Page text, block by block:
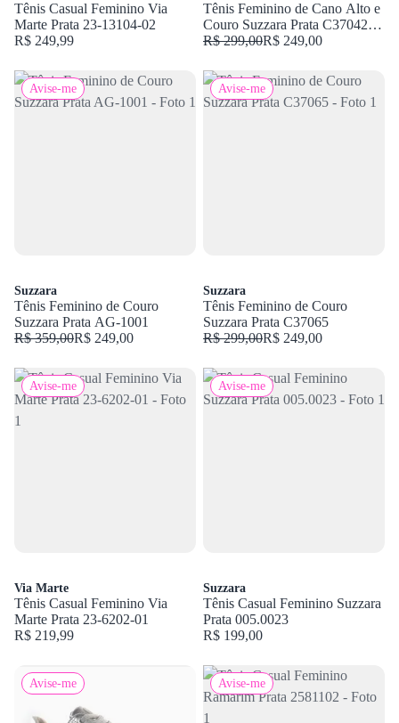
Tênis Casual Feminino Via
Marte Prata 23-13104-02
R$ 249,99
Tênis Feminino de Cano Alto e
Couro Suzzara Prata C37042
LU
R$ 299,00R$ 249,00
Avise-me
Suzzara
Tênis Feminino de Couro
Suzzara Prata AG-1001
R$ 359,00R$ 249,00
Avise-me
Suzzara
Tênis Feminino de Couro
Suzzara Prata C37065
R$ 299,00R$ 249,00
Avise-me
Via Marte
Tênis Casual Feminino Via
Marte Prata 23-6202-01
R$ 219,99
Avise-me
Suzzara
Tênis Casual Feminino Suzzara
Prata 005.0023
R$ 199,00
Avise-me Avise-me